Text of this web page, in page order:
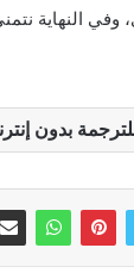
وفي النهاية
بدون